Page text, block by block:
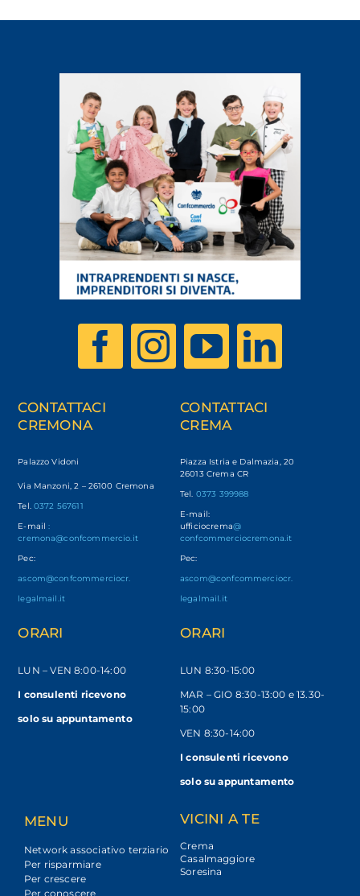
CONTATTACI
CREMONA
Palazzo Vidoni
Via Manzoni, 2 – 26100 Cremona
Tel. 0372 567611
E-mail:
cremona@confcommercio.it
Pec:
ascom@confcommerciocr.
legalmail.it
ORARI
LUN – VEN8:00-14:00
I consulenti ricevono
solosu appuntamento
CONTATTACI
CREMA
Piazza Istria e Dalmazia, 20
26013 Crema CR
Tel. 0373 399988
E-mail:
ufficiocrema@
confcommerciocremona.it
Pec:
ascom@confcommerciocr.
legalmail.it
ORARI
LUN 8:30-15:00
MAR – GIO 8:30-13:00 e 13.30-
15:00
VEN 8:30-14:00
I consulenti ricevono
solo su appuntamento
MENU
Network associativo terziario
Per risparmiare
Per crescere
Per conoscere
VICINI A TE
Crema
Casalmaggiore
Soresina